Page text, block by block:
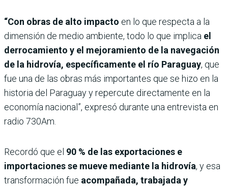
“Con obras de alto impacto en lo que respecta a la
dimensión de medio ambiente, todo lo que implica el
derrocamiento y el mejoramiento de la navegación
de la hidrovía, específicamente el río Paraguay, que
fue una de las obras más importantes que se hizo en la
historia del Paraguay y repercute directamente en la
economía nacional”, expresó durante una entrevista en
radio 730Am.
Recordó que el 90 % de las exportaciones e
importaciones se mueve mediante la hidrovía, y esa
transformación fue acompañada, trabajada y